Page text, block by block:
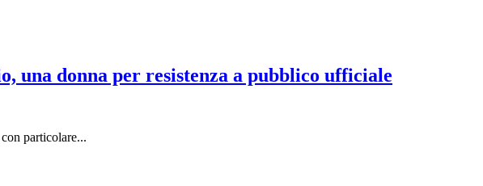
una donna per resistenza a pubblico ufficiale
particolare...